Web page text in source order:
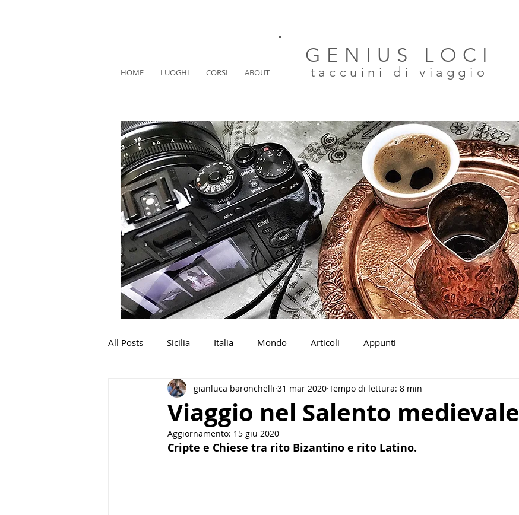
HOME LUOGHI CORSI ABOUT
GENIUS LOCI
taccuini di viaggio
All Posts Sicilia Italia Mondo Articoli Appunti
Viaggio nel Salento medievale
gianluca baronchelli 31 mar 2020 Tempo di lettura: 8 min
Aggiornamento: 15 giu 2020
Cripte e Chiese tra rito Bizantino e rito Latino.